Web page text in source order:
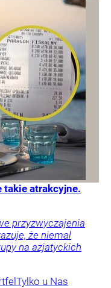
takie atrakcyjne.
przyzwyczajenia
że niemal
na azjatyckich
Tylko u Nas